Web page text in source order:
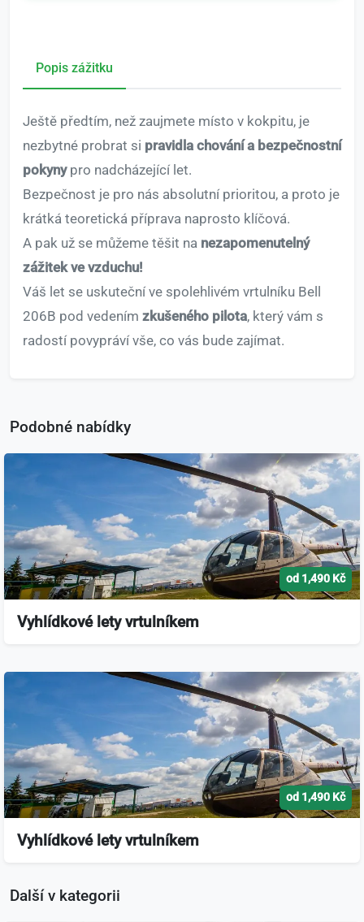
Popis zážitku
Ještě předtím, než zaujmete místo v kokpitu, je
nezbytné probrat si pravidla chování a bezpečnostní
pokynypro nadcházející let.
Bezpečnost je pro nás absolutní prioritou, a proto je
krátká teoretická příprava naprosto klíčová.
A pak už se můžeme těšit na nezapomenutelný
zážitek ve vzduchu!
Váš let se uskuteční ve spolehlivém vrtulníku Bell
206B pod vedením zkušeného pilota, který vám s
radostí povypráví vše, co vás bude zajímat.
Podobné nabídky
od 1,490 Kč
Vyhlídkové lety vrtulníkem
od 1,490 Kč
Vyhlídkové lety vrtulníkem
Další v kategorii